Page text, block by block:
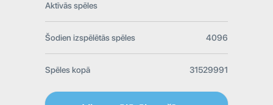
Aktīvās spēles
Šodien izspēlētās spēles 4096
Spēles kopā 31529991